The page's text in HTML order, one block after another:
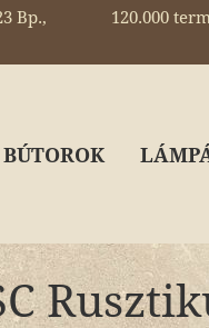
Bp.,
120.000
BÚTOROK